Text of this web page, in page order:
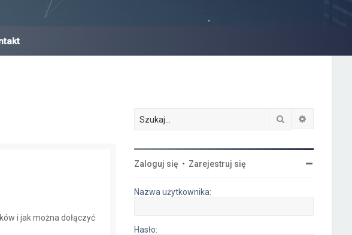
i jak można dołączyć
Szukaj
Zaloguj się • Zarejestruj się
Nazwa użytkownika:
Hasło: